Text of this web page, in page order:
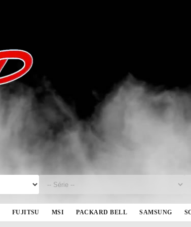
FUJITSU MSI PACKARD BELL SAMSUNG